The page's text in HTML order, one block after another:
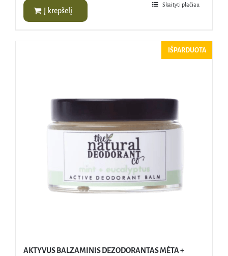
Į krepšelį
Skaityti plačiau
IŠPARDUOTA
AKTYVUS BALZAMINIS DEZODORANTAS MĖTA +